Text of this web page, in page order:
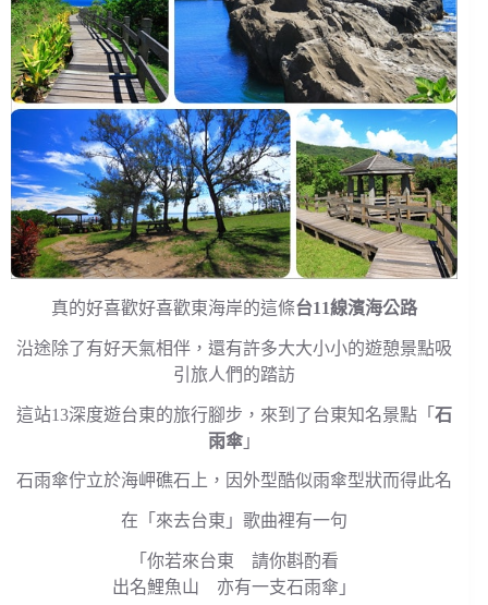
真的好喜歡好喜歡東海岸的這條台11線濱海公路
沿途除了有好天氣相伴，還有許多大大小小的遊憩景點吸
引旅人們的踏訪
這站13深度遊台東的旅行腳步，來到了台東知名景點「石
雨傘 」
石雨傘佇立於海岬礁石上，因外型酷似雨傘型狀而得此名
在「來去台東」歌曲裡有一句
「你若來台東 請你斟酌看
出名鯉魚山 亦有一支石雨傘」